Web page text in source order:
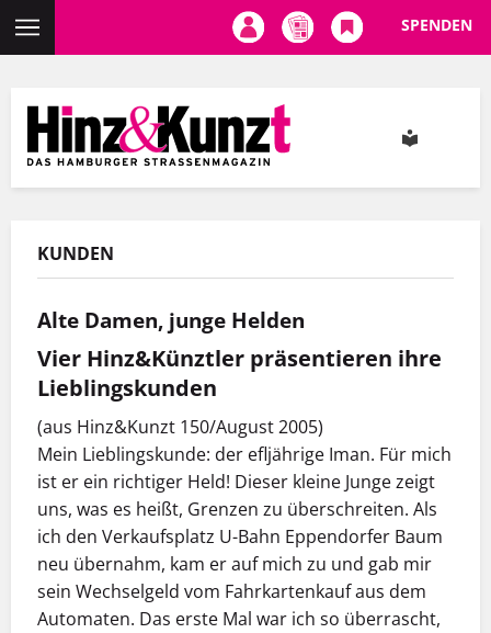
Inhalt
SPENDEN
KUNDEN
Alte Damen, junge Helden
Vier Hinz&Künztler präsentieren ihre
Lieblingskunden
(aus Hinz&Kunzt 150/August 2005)
Mein Lieblingskunde: der efljährige Iman. Für mich
ist er ein richtiger Held! Dieser kleine Junge zeigt
uns, was es heißt, Grenzen zu überschreiten. Als
ich den Verkaufsplatz U-Bahn Eppendorfer Baum
neu übernahm, kam er auf mich zu und gab mir
sein Wechselgeld vom Fahrkartenkauf aus dem
Automaten. Das erste Mal war ich so überrascht,